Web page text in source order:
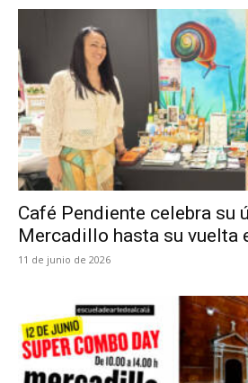
Café Pendiente celebra su
Mercadillo hasta su vuelta
11 de junio de 2026